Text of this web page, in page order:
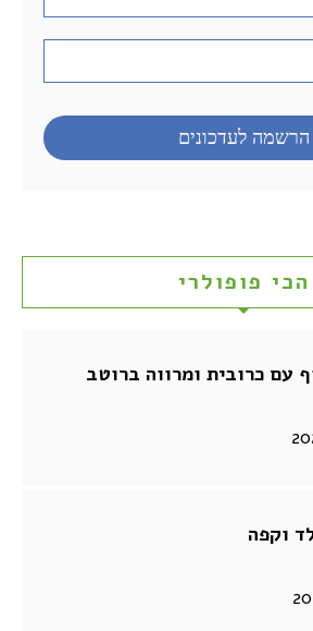
הכי פופולרי
עם כרובית ומרווה ברוטב
וקפה